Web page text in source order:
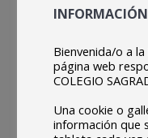
Bienvenida/o a
página web
COLEGIO
Una cookie o
información que